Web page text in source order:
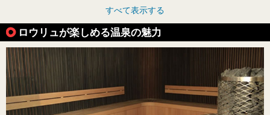
すべて表示する
ロウリュが楽しめる温泉の魅力